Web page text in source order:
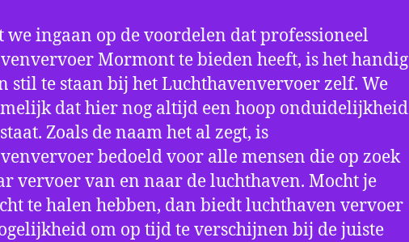
we ingaan op de voordelen dat professioneel
Mormont te bieden heeft, is het handig
stil te staan bij het Luchthavenvervoer zelf. We
dat hier nog altijd een hoop onduidelijkheid
Zoals de naam het al zegt, is
bedoeld voor alle mensen die op zoek
vervoer van en naar de luchthaven. Mocht je
te halen hebben, dan biedt luchthaven vervoer
om op tijd te verschijnen bij de juiste